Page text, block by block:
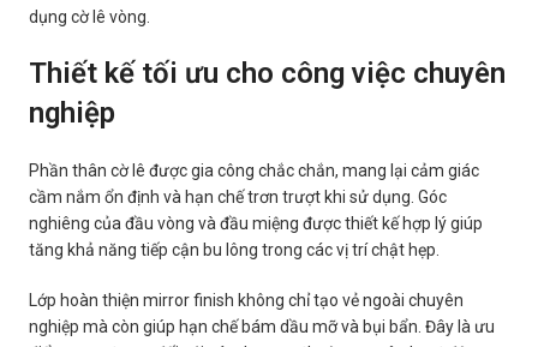
dụng cờ lê vòng.
Thiết kế tối ưu cho công việc chuyên
nghiệp
Phần thân cờ lê được gia công chắc chắn, mang lại cảm giác
cầm nắm ổn định và hạn chế trơn trượt khi sử dụng. Góc
nghiêng của đầu vòng và đầu miệng được thiết kế hợp lý giúp
tăng khả năng tiếp cận bu lông trong các vị trí chật hẹp.
Lớp hoàn thiện mirror finish không chỉ tạo vẻ ngoài chuyên
nghiệp mà còn giúp hạn chế bám dầu mỡ và bụi bẩn. Đây là ưu